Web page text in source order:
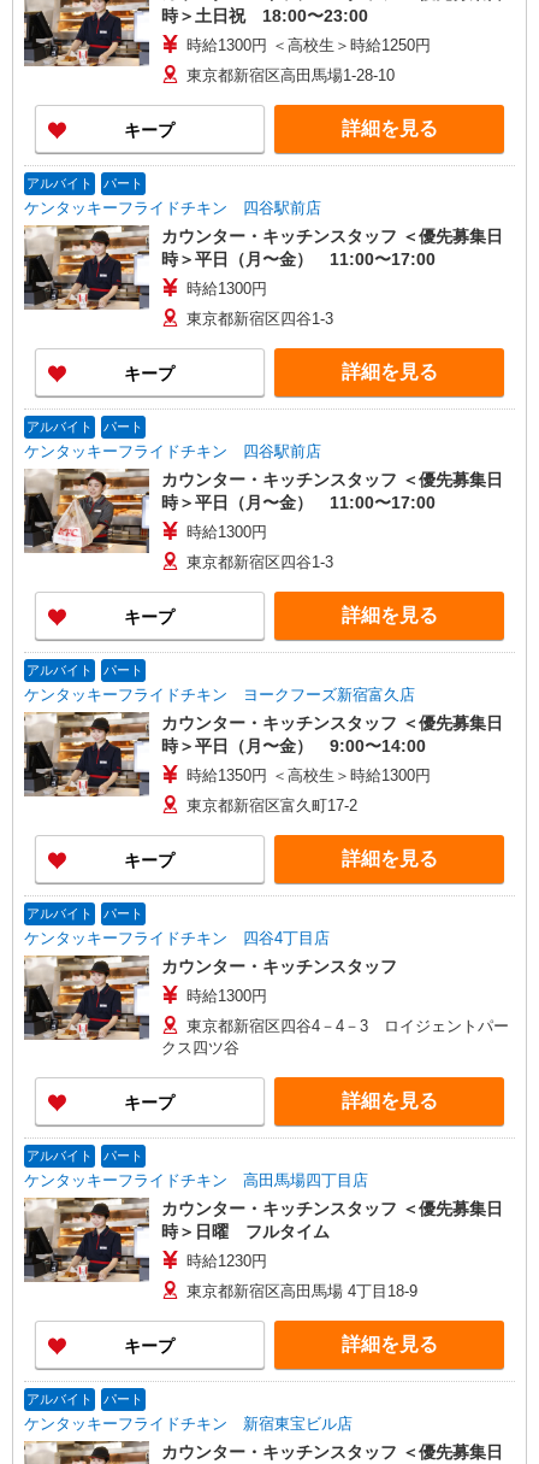
時＞土日祝 18:00〜23:00
時給1300円 ＜高校生＞時給1250円
東京都新宿区高田馬場1-28-10
キープ 詳細を見る
アルバイト パート
ケンタッキーフライドチキン 四谷駅前店
カウンター・キッチンスタッフ ＜優先募集日
時＞平日（月〜金） 11:00〜17:00
時給1300円
東京都新宿区四谷1-3
キープ 詳細を見る
アルバイト パート
ケンタッキーフライドチキン 四谷駅前店
カウンター・キッチンスタッフ ＜優先募集日
時＞平日（月〜金） 11:00〜17:00
時給1300円
東京都新宿区四谷1-3
キープ 詳細を見る
アルバイト パート
ケンタッキーフライドチキン ヨークフーズ新宿富久店
カウンター・キッチンスタッフ ＜優先募集日
時＞平日（月〜金） 9:00〜14:00
時給1350円 ＜高校生＞時給1300円
東京都新宿区富久町17-2
キープ 詳細を見る
アルバイト パート
ケンタッキーフライドチキン 四谷4丁目店
カウンター・キッチンスタッフ
時給1300円
東京都新宿区四谷4－4－3 ロイジェントパー
クス四ツ谷
キープ 詳細を見る
アルバイト パート
ケンタッキーフライドチキン 高田馬場四丁目店
カウンター・キッチンスタッフ ＜優先募集日
時＞日曜 フルタイム
時給1230円
東京都新宿区高田馬場 4丁目18-9
キープ 詳細を見る
アルバイト パート
ケンタッキーフライドチキン 新宿東宝ビル店
カウンター・キッチンスタッフ ＜優先募集日